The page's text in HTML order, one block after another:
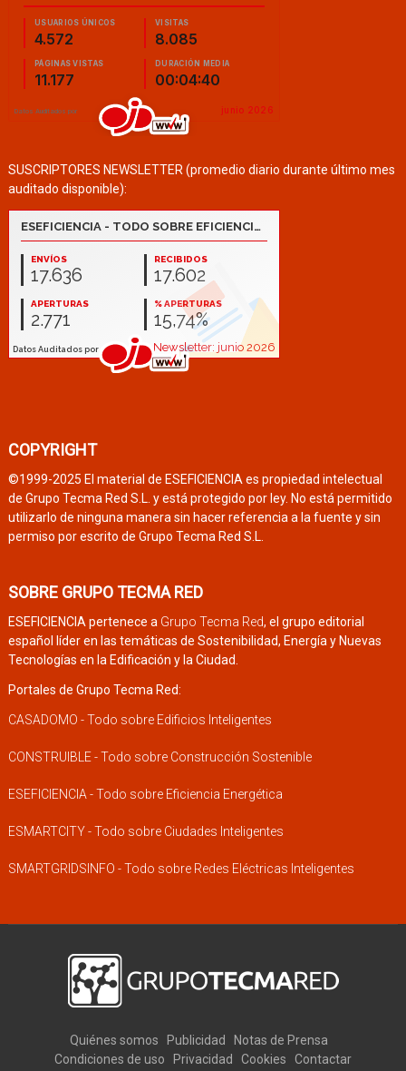
SUSCRIPTORES NEWSLETTER (promedio diario durante último mes
auditado disponible):
COPYRIGHT
©1999-2025 El material de ESEFICIENCIA es propiedad intelectual
de Grupo Tecma Red S.L. y está protegido por ley. No está permitido
utilizarlo de ninguna manera sin hacer referencia a la fuente y sin
permiso por escrito de Grupo Tecma Red S.L.
SOBRE GRUPO TECMA RED
ESEFICIENCIA pertenece a Grupo Tecma Red, el grupo editorial
español líder en las temáticas de Sostenibilidad, Energía y Nuevas
Tecnologías en la Edificación y la Ciudad.
Portales de Grupo Tecma Red:
CASADOMO - Todo sobre Edificios Inteligentes
CONSTRUIBLE - Todo sobre Construcción Sostenible
ESEFICIENCIA - Todo sobre Eficiencia Energética
ESMARTCITY - Todo sobre Ciudades Inteligentes
SMARTGRIDSINFO - Todo sobre Redes Eléctricas Inteligentes
Quiénes somos Publicidad
Notas de Prensa
Condiciones de uso
Privacidad Cookies Contactar